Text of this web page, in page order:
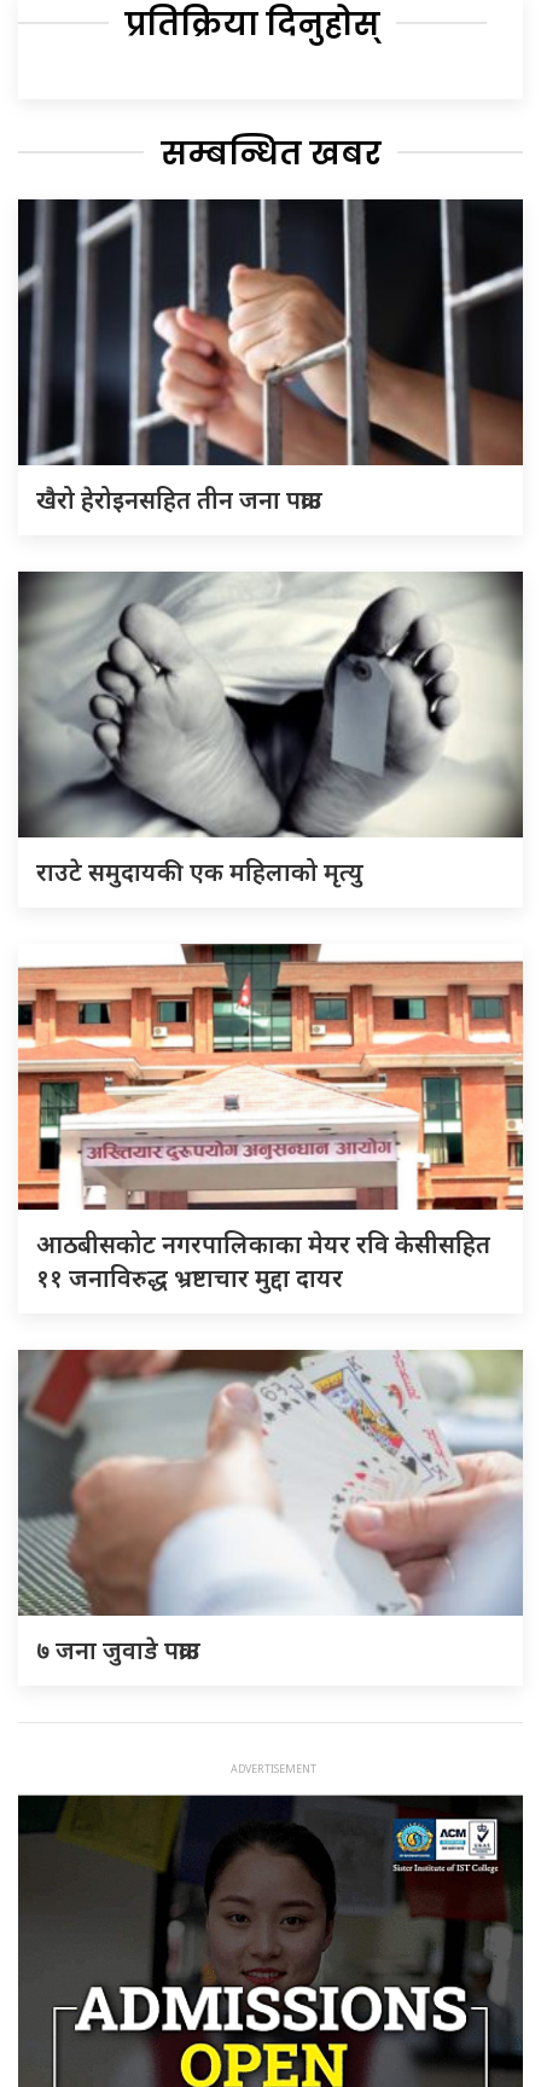
प्रतिक्रिया दिनुहोस्
सम्बन्धित खबर
खैरो हेरोइनसहित तीन जना पक्राउ
राउटे समुदायकी एक महिलाको मृत्यु
आठबीसकोट नगरपालिकाका मेयर रवि केसीसहित
११ जनाविरुद्ध भ्रष्टाचार मुद्दा दायर
७ जना जुवाडे पक्राउ